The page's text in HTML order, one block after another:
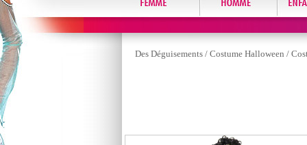
Des Déguisements / Costume Halloween /